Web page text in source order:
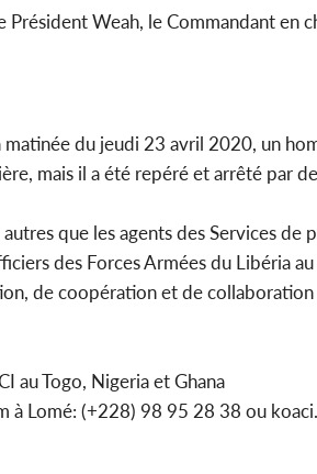
Weah, le Commandant en
matinée du jeudi 23 avril 2020, un
mais il a été repéré et arrêté par
que les agents des Services
des Forces Armées du Libéria
de coopération et de
au Togo, Nigeria et Ghana
Lomé: (+228) 98 95 28 38 ou